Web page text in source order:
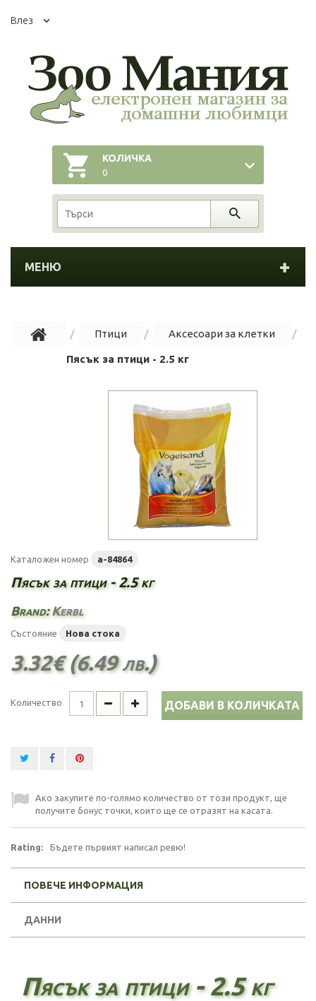
Влез
КОЛИЧКА
0
МЕНЮ
Птици Аксесоари за клетки
Пясък за птици - 2.5 кг
Каталожен номер a-84864
Пясък за птици - 2.5 кг
Brand:Kerbl
Състояние Нова стока
3.32€ (6.49 лв.)
Количество ДОБАВИ В КОЛИЧКАТА
Ако закупите по-голямо количество от този продукт, ще
получите бонус точки, които ще се отразят на касата.
Rating: Бъдете първият написал ревю!
ПОВЕЧЕ ИНФОРМАЦИЯ
ДАННИ
Пясък за птици - 2.5 кг